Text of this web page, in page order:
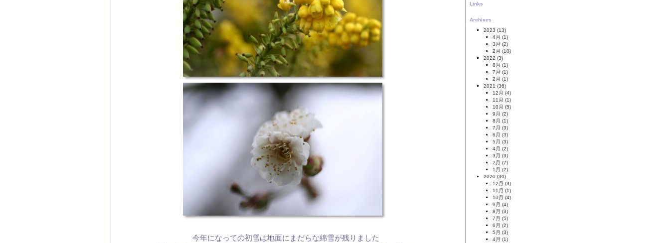
今年になっての初雪は地面にまだらな綿雪が残りました
Links
Archives
2023 (13)
4月 (1)
3月 (2)
2月 (10)
2022 (3)
8月 (1)
7月 (1)
2月 (1)
2021 (36)
12月 (4)
11月 (1)
10月 (5)
9月 (2)
8月 (1)
7月 (3)
6月 (3)
5月 (3)
4月 (2)
3月 (3)
2月 (7)
1月 (2)
2020 (30)
12月 (3)
11月 (1)
10月 (4)
9月 (4)
8月 (3)
7月 (5)
6月 (2)
5月 (3)
4月 (1)